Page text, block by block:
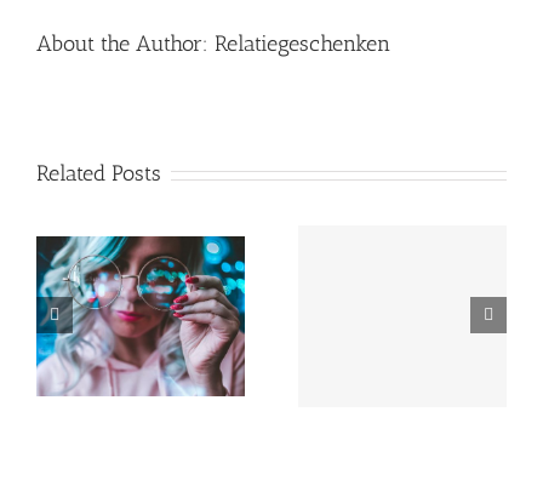
About the Author: Relatiegeschenken
Related Posts